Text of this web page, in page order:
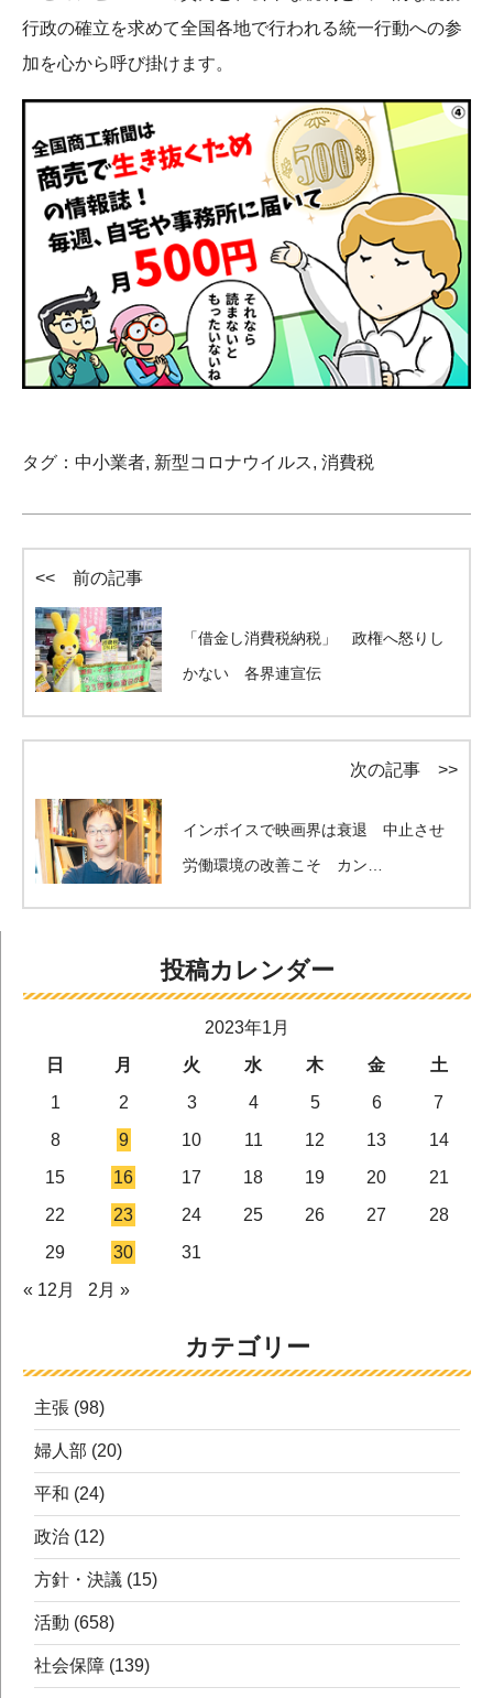
行政の確立を求めて全国各地で行われる統一行動への参
加を心から呼び掛けます。
タグ： 中小業者, 新型コロナウイルス, 消費税
<< 前の記事
「借金し消費税納税」 政権へ怒りし
かない 各界連宣伝
次の記事 >>
インボイスで映画界は衰退 中止させ
労働環境の改善こそ カン…
投稿カレンダー
2023年1月
日
月 火 水 木 金
土
1
2 3 4 5 6
7
8
9 10 11 12 13
14
15
16 17 18 19 20
21
22
23 24 25 26 27
28
29
30
31
« 12月
2月 »
カテゴリー
主張 (98)
婦人部 (20)
平和 (24)
政治 (12)
方針・決議 (15)
活動 (658)
社会保障 (139)